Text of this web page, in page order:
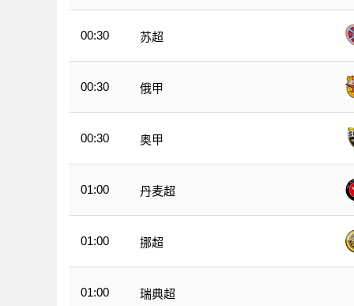
00:30 苏超
00:30 俄甲
00:30 奥甲
01:00 丹麦超
01:00 挪超
01:00 瑞典超